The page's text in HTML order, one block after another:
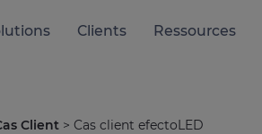
Clients Ressources
Client > Cas client efectoLED